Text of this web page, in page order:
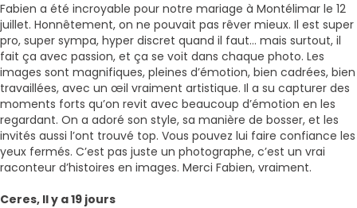
Fabien a été incroyable pour notre mariage à Montélimar le 12
juillet. Honnêtement, on ne pouvait pas rêver mieux. Il est super
pro, super sympa, hyper discret quand il faut… mais surtout, il
fait ça avec passion, et ça se voit dans chaque photo. Les
images sont magnifiques, pleines d’émotion, bien cadrées, bien
travaillées, avec un œil vraiment artistique. Il a su capturer des
moments forts qu’on revit avec beaucoup d’émotion en les
regardant. On a adoré son style, sa manière de bosser, et les
invités aussi l’ont trouvé top. Vous pouvez lui faire confiance les
yeux fermés. C’est pas juste un photographe, c’est un vrai
raconteur d’histoires en images. Merci Fabien, vraiment.
Ceres, Il y a 19 jours